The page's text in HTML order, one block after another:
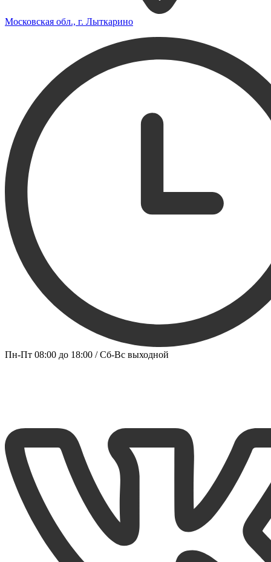
Московская обл., г. Лыткарино
Пн-Пт 08:00 до 18:00 / Сб-Вс выходной